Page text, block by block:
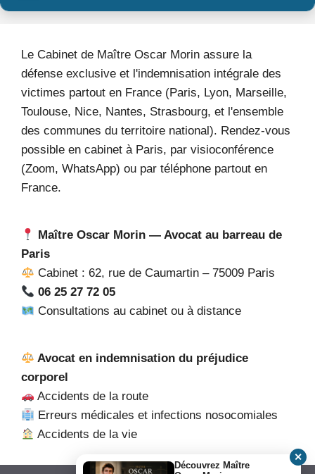
Le Cabinet de Maître Oscar Morin assure la
défense exclusive et l'indemnisation intégrale des
victimes partout en France (Paris, Lyon, Marseille,
Toulouse, Nice, Nantes, Strasbourg, et l'ensemble
des communes du territoire national). Rendez-vous
possible en cabinet à Paris, par visioconférence
(Zoom, WhatsApp) ou par téléphone partout en
France.
Maître Oscar Morin — Avocat au barreau de
Paris
Cabinet : 62, rue de Caumartin – 75009 Paris
06 25 27 72 05
Consultations au cabinet ou à distance
Avocat en indemnisation du préjudice
corporel
Accidents de la route
Erreurs médicales et infections nosocomiales
Accidents de la vie
Découvrez Maître
✕